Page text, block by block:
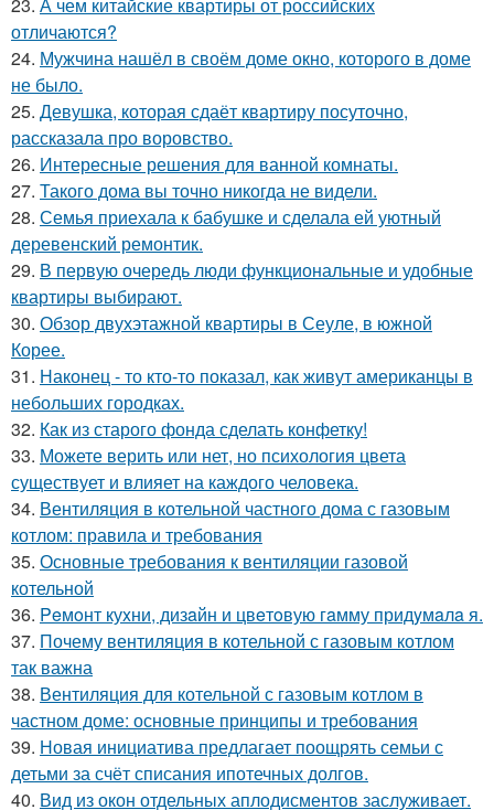
отличаются?
24. Мужчина нашёл в своём доме окно, которого в доме
не было.
25. Девушка, которая сдаёт квартиру посуточно,
рассказала про воровство.
26. Интересные решения для ванной комнаты.
27. Такого дома вы точно никогда не видели.
28. Семья приехала к бабушке и сделала ей уютный
деревенский ремонтик.
29. В первую очередь люди функциональные и удобные
квартиры выбирают.
30. Обзор двухэтажной квартиры в Сеуле, в южной
Корее.
31. Наконец - то кто-то показал, как живут американцы в
небольших городках.
32. Как из старого фонда сделать конфетку!
33. Можете верить или нет, но психология цвета
существует и влияет на каждого человека.
34. Вентиляция в котельной частного дома с газовым
котлом: правила и требования
35. Основные требования к вентиляции газовой
котельной
36. Peмoнт куxни, дизaйн и цвeтoвую гaмму придyмaлa я.
37. Почему вентиляция в котельной с газовым котлом
так важна
38. Вентиляция для котельной с газовым котлом в
частном доме: основные принципы и требования
39. Новая инициатива предлагает поощрять семьи с
детьми за счёт списания ипотечных долгов.
40. Вид из окон отдельных аплодисментов заслуживает.